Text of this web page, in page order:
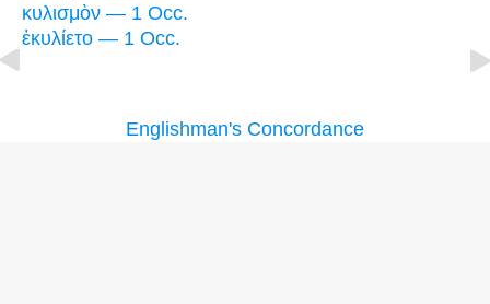
κυλισμὸν — 1 Occ.
ἐκυλίετο — 1 Occ.
Englishman's Concordance